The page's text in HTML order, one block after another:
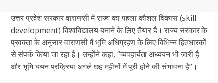
उत्तर प्रदेश सरकार वाराणसी में राज्य का पहला कौशल विकास (skill
development) विश्वविद्यालय बनाने के लिए तैयार है। राज्य सरकार के
प्रवक्ता के अनुसार वाराणसी में भूमि अधिग्रहण के लिए विभिन्न हितधारकों
से संपर्क किया जा रहा है। उन्होंने कहा, “व्यवहार्यता अध्ययन भी जारी है,
और भूमि चयन प्रक्रिया अगले छह महीनों में पूरी होने की संभावना है”।